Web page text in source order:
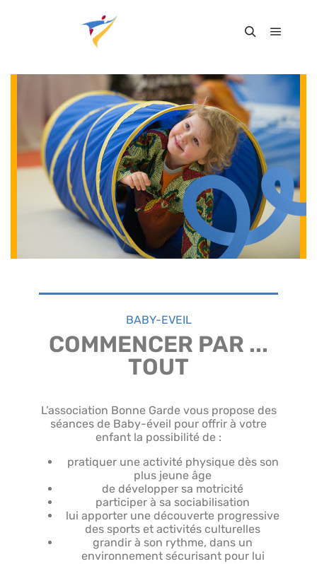
BABY-EVEIL
COMMENCER PAR ...
TOUT
L’association Bonne Garde vous propose des
séances de Baby-éveil pour offrir à votre
enfant la possibilité de :
pratiquer une activité physique dès son
plus jeune âge
de développer sa motricité
participer à sa sociabilisation
lui apporter une découverte progressive
des sports et activités culturelles
grandir à son rythme, dans un
environnement sécurisant pour lui